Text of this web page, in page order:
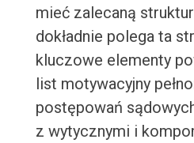
mieć zalecaną
dokładnie polega ta
kluczowe elementy
list motywacyjny
postępowań
z wytycznymi i